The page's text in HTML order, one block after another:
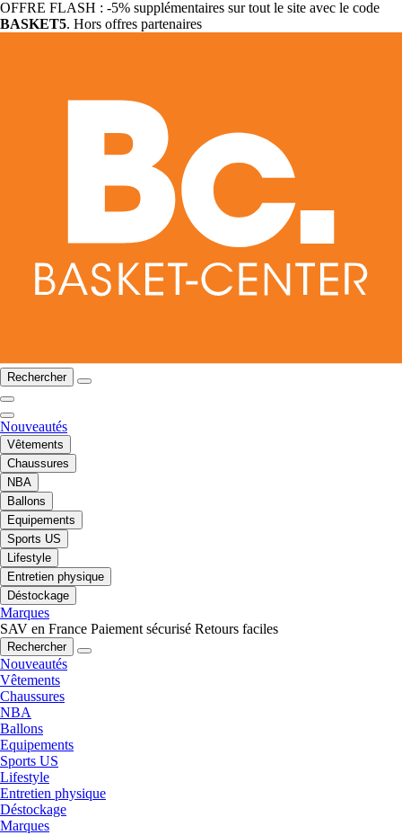
OFFRE FLASH : -5% supplémentaires sur tout le site avec le code
BASKET5. Hors offres partenaires
Rechercher
Nouveautés
Vêtements
Chaussures
NBA
Ballons
Equipements
Sports US
Lifestyle
Entretien physique
Déstockage
Marques
SAV en France Paiement sécurisé Retours faciles
Rechercher
Nouveautés
Vêtements
Chaussures
NBA
Ballons
Equipements
Sports US
Lifestyle
Entretien physique
Déstockage
Marques